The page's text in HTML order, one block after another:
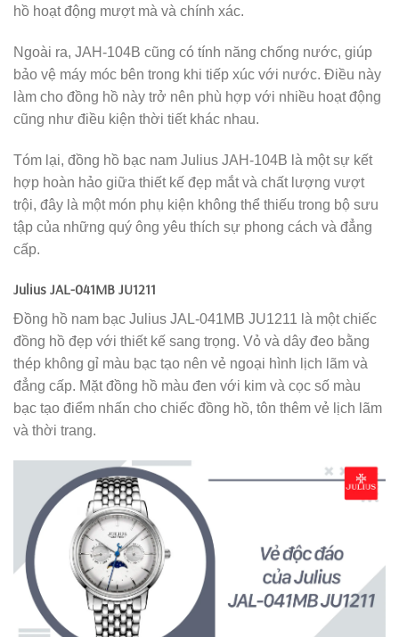
hồ hoạt động mượt mà và chính xác.
Ngoài ra, JAH-104B cũng có tính năng chống nước, giúp
bảo vệ máy móc bên trong khi tiếp xúc với nước. Điều này
làm cho đồng hồ này trở nên phù hợp với nhiều hoạt động
cũng như điều kiện thời tiết khác nhau.
Tóm lại, đồng hồ bạc nam Julius JAH-104B là một sự kết
hợp hoàn hảo giữa thiết kế đẹp mắt và chất lượng vượt
trội, đây là một món phụ kiện không thể thiếu trong bộ sưu
tập của những quý ông yêu thích sự phong cách và đẳng
cấp.
Julius JAL-041MB JU1211
Đồng hồ nam bạc Julius JAL-041MB JU1211 là một chiếc
đồng hồ đẹp với thiết kế sang trọng. Vỏ và dây đeo bằng
thép không gỉ màu bạc tạo nên vẻ ngoại hình lịch lãm và
đẳng cấp. Mặt đồng hồ màu đen với kim và cọc số màu
bạc tạo điểm nhấn cho chiếc đồng hồ, tôn thêm vẻ lịch lãm
và thời trang.